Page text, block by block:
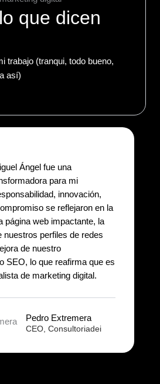
que dicen
trabajo (tranqui, todo bueno,
así)
Ángel fue una
para mi
innovación,
se reflejaron en la
página web impactante, la
nuestros perfiles de redes
de nuestro
SEO, lo que reafirma que es
de marketing digital.
Pedro Extremera
CEO, Consultoriadei